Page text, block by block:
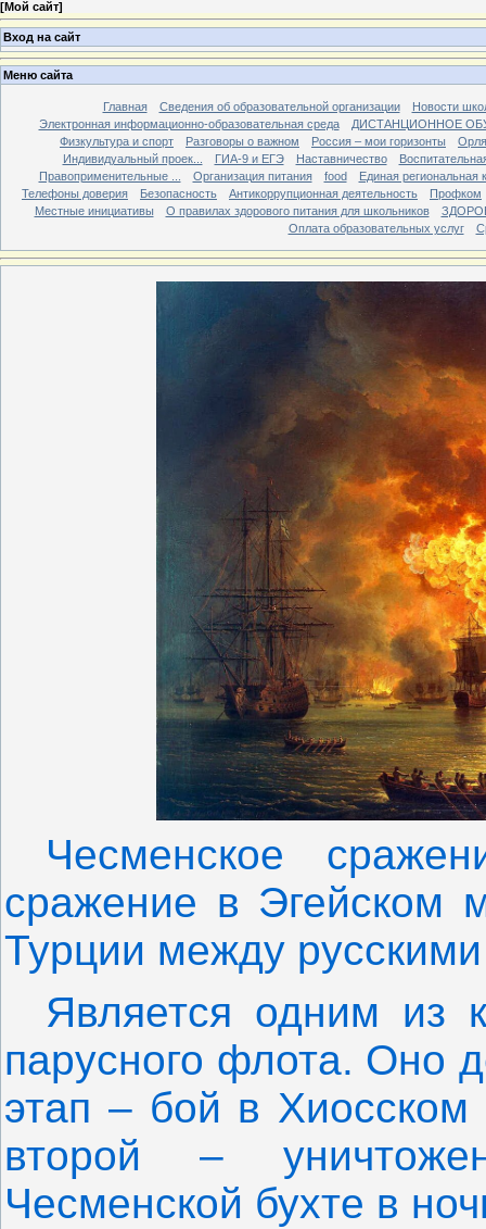
[Мой сайт]
Вход на сайт
Меню сайта
Главная Сведения об образовательной организации
Новости
Электронная информационно-образовательная среда
ДИСТАНЦИОННОЕ
Физкультура и спорт
Разговоры о важном Россия – мои горизонты
Индивидуальный проек...
ГИА-9 и ЕГЭ Наставничество
Правоприменительные ...
Организация питания food
Единая региональная
Телефоны доверия
Безопасность Антикоррупционная деятельность
Профком
Местные инициативы
О правилах здорового питания для школьников
Оплата образовательных услуг
Чесменское
сражение в Эгейском
Турции между
Является одним из
парусного флота. Оно
этап – бой в
второй –
Чесменской бухте в